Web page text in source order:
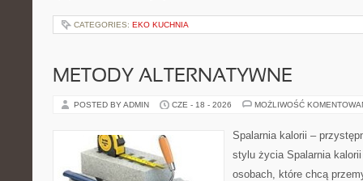
CATEGORIES: EKO KUCHNIA
METODY ALTERNATYWNE
POSTED BY ADMIN CZE - 18 - 2026 MOŻLIWOŚĆ
Spalarnia kalorii –
stylu życia Spalarnia
osobach, które chcą